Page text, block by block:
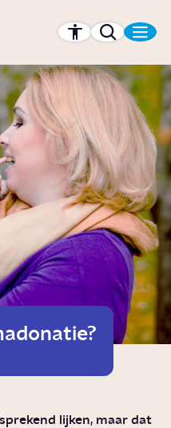
van de NPO
lijken, maar dat